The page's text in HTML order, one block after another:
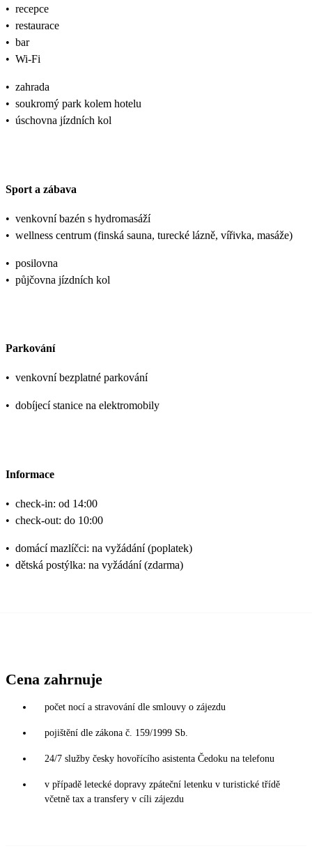
• recepce
• restaurace
• bar
• Wi-Fi
• zahrada
• soukromý park kolem hotelu
• úschovna jízdních kol
Sport a zábava
• venkovní bazén s hydromasáží
• wellness centrum (finská sauna, turecké lázně, vířivka, masáže)
• posilovna
• půjčovna jízdních kol
Parkování
• venkovní bezplatné parkování
• dobíjecí stanice na elektromobily
Informace
• check-in: od 14:00
• check-out: do 10:00
• domácí mazlíčci: na vyžádání (poplatek)
• dětská postýlka: na vyžádání (zdarma)
Cena zahrnuje
počet nocí a stravování dle smlouvy o zájezdu
pojištění dle zákona č. 159/1999 Sb.
24/7 služby česky hovořícího asistenta Čedoku na telefonu
v případě letecké dopravy zpáteční letenku v turistické třídě
včetně tax a transfery v cíli zájezdu